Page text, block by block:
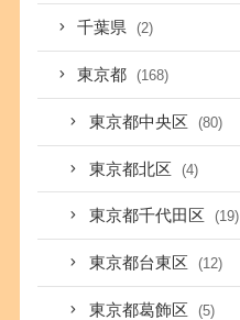
千葉県 (2)
東京都 (168)
東京都中央区 (80)
東京都北区 (4)
東京都千代田区 (19)
東京都台東区 (12)
東京都葛飾区 (5)